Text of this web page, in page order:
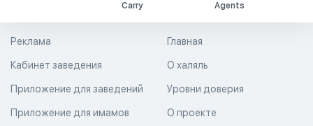
Carry
Agents
Главная
О халяль
Уровни доверия
Реклама
Кабинет заведения
Приложение для заведений
Приложение для имамов О проекте